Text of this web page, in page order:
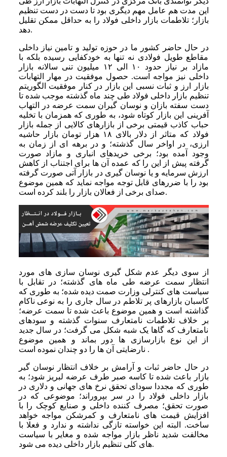
این مدت هم عامل مهم دیگری بود تا دست در دست تنظیم
بازار؛ تلاطمات بازار داخلی فولاد را به حداقل ممکن تقلیل
دهد.
در حال حاضر کشور ما در حوزه تولید و تامین نیاز داخلی
مقاطع طویل فولادی نه تنها به خودکفایی رسیده بلکه با
مازاد بر نیاز حدود ۱۰ الی ۱۲ میلیون تنی سالانه بازار
داخلی نیز مواجه است. حصول موفقیت در مهار التهابات
بازار ارز و ثبات نسبی این بازار در کنار موفقیت‌ الگوریتم
تنظیم بازار داخلی فولاد طی چند ماه گذشته موجب شده تا
دست سفته‌ بازان و نوسان ‌گیران سمت عرضه در التهاب
آفرینی این بازار کوتاه شود، به طوری که همزمان با تخلیه
حباب کاذب قیمتی برخی از بازارهای کالایی از جمله بازار
فولاد که متاثر از دلار بالای ۱۸ هزار تومان بازار حاشیه
ارزی، در اواخر سال گذشته؛ و در برهه ‌ای از زمان به
وجود آمده بود؛ برخی خریدهای انباری و مازاد صورت
گرفته پیش از این را که عمده آن ها برای اجتناب از کاهش
ارزش سرمایه و یا نوسان ‌گیری در بازار آتی صورت گرفته
بود را با ضررهای قابل توجه مواجه نماید که همین موضوع
صدای برخی از فعالان بازار را بلند کرده است.
از سوی دیگر عدم شکل ‌گیری نوسان سازی های مورد
انتظار سمت عرضه طی ماه های گذشته؛ در تقابل با
سیاست های کنترلی وزارت صمت دیده شده؛ به طوری که
کاسبان بازارهای پر تلاطم در سال جاری را به نوعی ناکام
گذاشته است و همین موضوع باعث شده تا سمت عرضه؛
بر خلاف تلاطمات نامتعارف سنوات گذشته و سودهای
نامتعارف که گاها یک شبه شکل می ‌گرفت؛ در سال جدید
از این نوع بازارسازی ها دور بماند و همین موضوع
نارضایتی آن ها را دو چندان نموده ‌است .
در حال حاضر ثبات و آرامش بر خلاف انتظار نوسان ‌گیر
بازار باعث شده تا کاسه صبر طرف عرضه لبریز شود؛ به
طوری که مجددا سودای تحقق نرخ های جهانی و دلاری در
بازار داخلی فولاد را در سر بپروراند؛ موضوعی که در
صورت تحقق؛ مصرف کننده داخلی و صنایع کوچک را با
افزایش قیمت های نامتعارف و کمرشکن مواجه خواهد
ساخت. البته این خواسته تازگی نداشته و ندارد و فعلا با
مخالفت شدید ناظر بازار مواجه شده و مغایر با سیاست
‌های کلی تنظیم بازار داخلی دیده می شود.